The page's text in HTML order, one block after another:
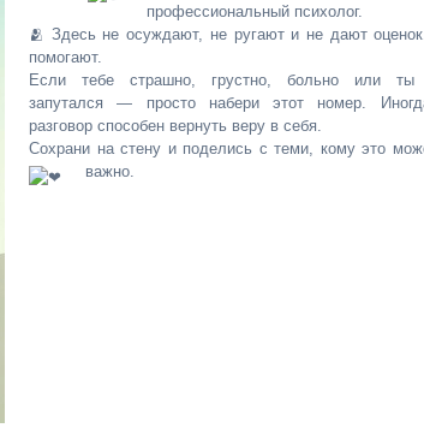
профессиональный психолог.
🫂 Здесь не осуждают, не ругают и не дают
помогают.
Если тебе страшно, грустно, больно или ты
запутался — просто набери этот номер.
разговор способен вернуть веру в себя.
Сохрани на стену и поделись с теми, кому это
важно.